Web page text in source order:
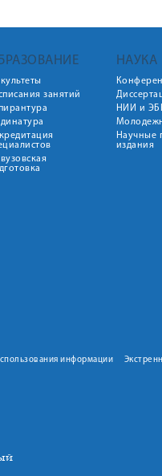
занятий
НАУКА
НИИ и
Научные
издания
информации